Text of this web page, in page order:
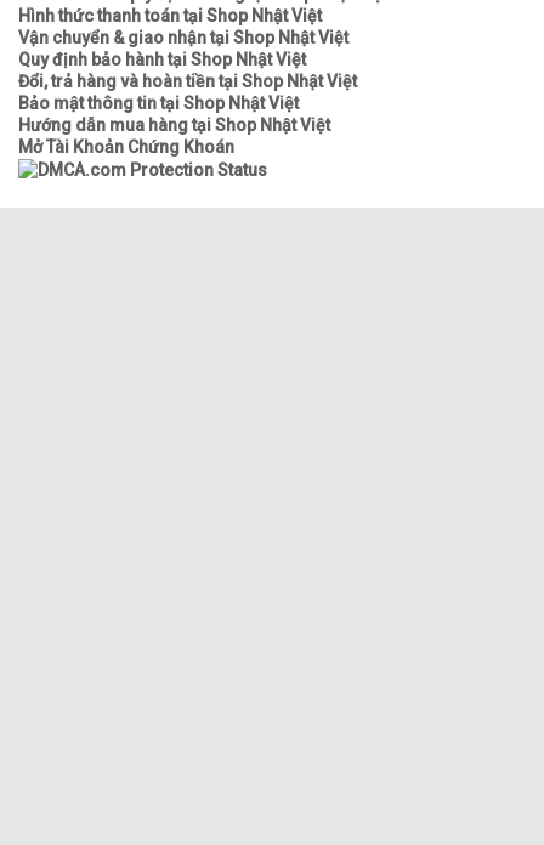
Hình thức thanh toán tại Shop Nhật Việt
Vận chuyển & giao nhận tại Shop Nhật Việt
Quy định bảo hành tại Shop Nhật Việt
Đổi, trả hàng và hoàn tiền tại Shop Nhật Việt
Bảo mật thông tin tại Shop Nhật Việt
Hướng dẫn mua hàng tại Shop Nhật Việt
Mở Tài Khoản Chứng Khoán